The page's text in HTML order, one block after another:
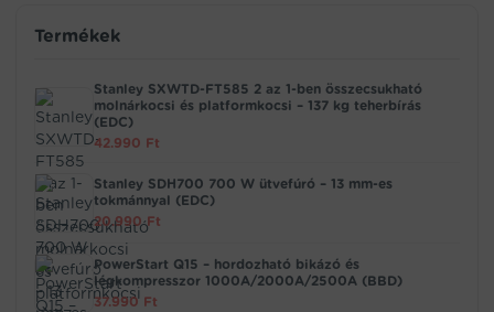
Termékek
Stanley SXWTD-FT585 2 az 1-ben összecsukható
molnárkocsi és platformkocsi – 137 kg teherbírás
(EDC)
42.990 Ft
Stanley SDH700 700 W ütvefúró – 13 mm-es
tokmánnyal (EDC)
20.990Ft
PowerStart Q15 – hordozható bikázó és
légkompresszor 1000A/2000A/2500A (BBD)
37.990 Ft